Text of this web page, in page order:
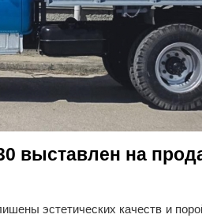
выставлен на
эстетических качеств и